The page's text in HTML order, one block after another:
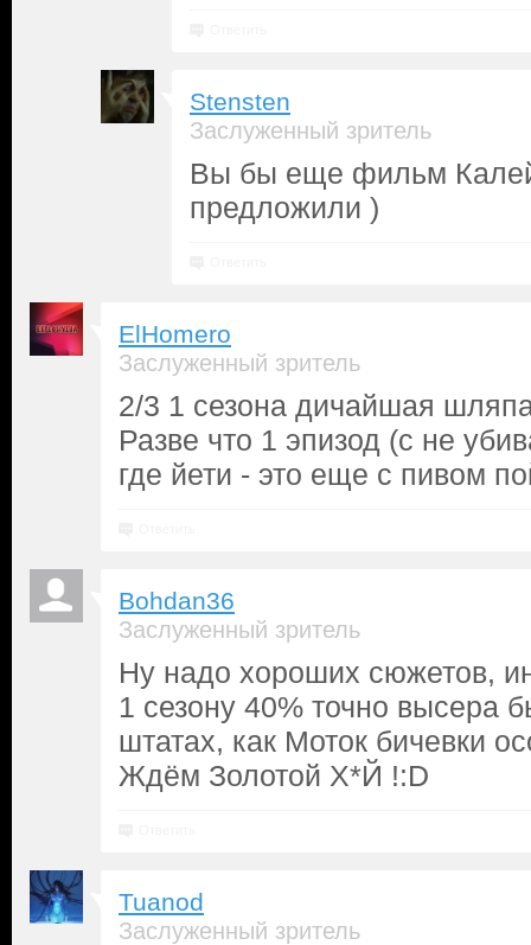
Stensten
Заслуженный зритель
Вы бы еще фильм
предложили )
ElHomero
Заслуженный зритель
2/3 1 сезона дичайшая
Разве что 1 эпизод (с не
где йети - это еще с пивом
Bohdan36
Заслуженный зритель
Ну надо хороших сюжетов,
1 сезону 40% точно высера
штатах, как Моток бичевки
Ждём Золотой Х*Й !:D
Tuanod
Заслуженный зритель